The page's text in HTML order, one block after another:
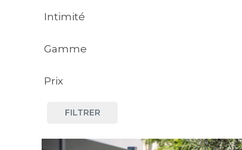
Intimité
Gamme
Prix
Économique
FILTRER